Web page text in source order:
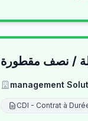
/ نصف مقطورة
management
CDI - Contrat à